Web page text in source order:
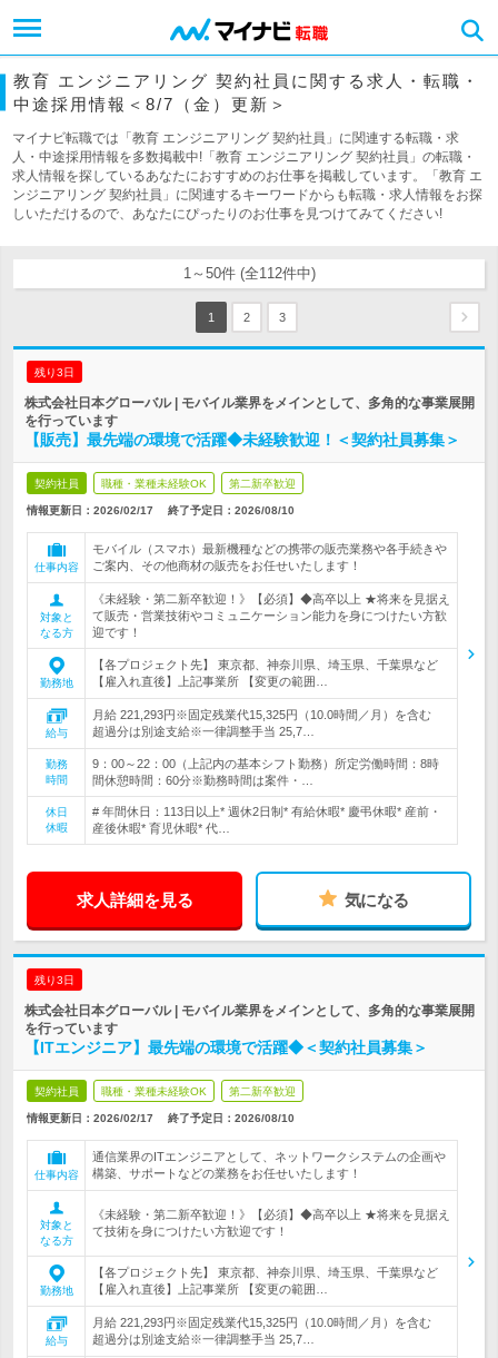
教育 エンジニアリング 契約社員に関する求人・転職・
中途採用情報＜8/7（金）更新＞
マイナビ転職では「教育 エンジニアリング 契約社員」に関連する転職・求
人・中途採用情報を多数掲載中!「教育 エンジニアリング 契約社員」の転職・
求人情報を探しているあなたにおすすめのお仕事を掲載しています。「教育 エ
ンジニアリング 契約社員」に関連するキーワードからも転職・求人情報をお探
しいただけるので、あなたにぴったりのお仕事を見つけてみてください!
1～50件 (全112件中)
1 2 3
残り3日
株式会社日本グローバル | モバイル業界をメインとして、多角的な事業展開
を行っています
【販売】最先端の環境で活躍◆未経験歓迎！＜契約社員募集＞
契約社員 職種・業種未経験OK 第二新卒歓迎
情報更新日：2026/02/17 終了予定日： 2026/08/10
仕事内容
モバイル（スマホ）最新機種などの携帯の販売業務や各手続きや
ご案内、その他商材の販売をお任せいたします！
対象と
なる方
《未経験・第二新卒歓迎！》【必須】◆高卒以上 ★将来を見据え
て販売・営業技術やコミュニケーション能力を身につけたい方歓
迎です！
勤務地
【各プロジェクト先】 東京都、神奈川県、埼玉県、千葉県など
【雇入れ直後】上記事業所 【変更の範囲…
給与
月給 221,293円※固定残業代15,325円（10.0時間／月）を含む
超過分は別途支給※一律調整手当 25,7…
勤務
時間
9：00～22：00（上記内の基本シフト勤務）所定労働時間：8時
間休憩時間：60分※勤務時間は案件・…
休日
休暇
# 年間休日：113日以上* 週休2日制* 有給休暇* 慶弔休暇* 産前・
産後休暇* 育児休暇* 代…
求人詳細を見る 気になる
残り3日
株式会社日本グローバル | モバイル業界をメインとして、多角的な事業展開
を行っています
【ITエンジニア】最先端の環境で活躍◆＜契約社員募集＞
契約社員 職種・業種未経験OK 第二新卒歓迎
情報更新日：2026/02/17 終了予定日： 2026/08/10
仕事内容
通信業界のITエンジニアとして、ネットワークシステムの企画や
構築、サポートなどの業務をお任せいたします！
対象と
なる方
《未経験・第二新卒歓迎！》【必須】◆高卒以上 ★将来を見据え
て技術を身につけたい方歓迎です！
勤務地
【各プロジェクト先】 東京都、神奈川県、埼玉県、千葉県など
【雇入れ直後】上記事業所 【変更の範囲…
給与
月給 221,293円※固定残業代15,325円（10.0時間／月）を含む
超過分は別途支給※一律調整手当 25,7…